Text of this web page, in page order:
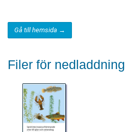
Gå till hemsida →
Filer för nedladdning